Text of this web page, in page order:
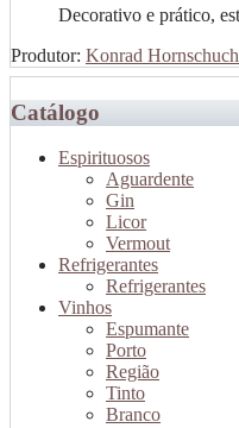
Decorativo e prático,
Produtor: Konrad Hornschuch
Catálogo
Espirituosos
Aguardente
Gin
Licor
Vermout
Refrigerantes
Refrigerantes
Vinhos
Espumante
Porto
Região
Tinto
Branco